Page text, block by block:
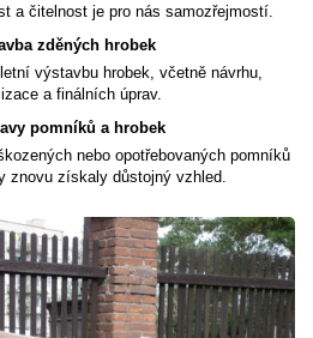
a čitelnost je pro nás samozřejmostí.
zděných hrobek
výstavbu hrobek, včetně návrhu,
a finálních úprav.
pomníků a hrobek
nebo opotřebovaných pomníků
znovu získaly důstojný vzhled.